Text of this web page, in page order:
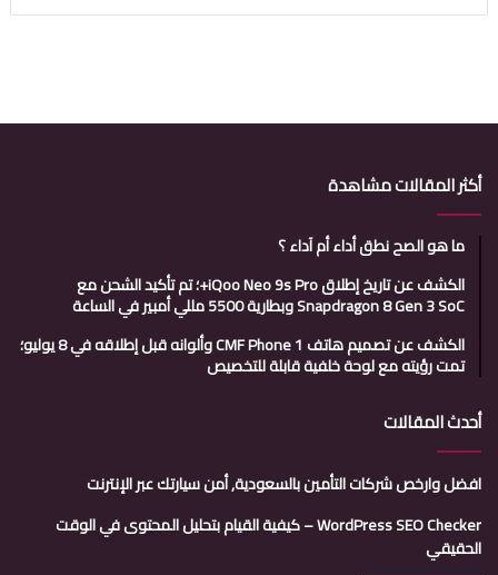
أكثر المقالات مشاهدة
ما هو الصح نطق أداء أم آداء ؟
الكشف عن تاريخ إطلاق iQoo Neo 9s Pro+؛ تم تأكيد الشحن مع
Snapdragon 8 Gen 3 SoC وبطارية 5500 مللي أمبير في الساعة
الكشف عن تصميم هاتف CMF Phone 1 وألوانه قبل إطلاقه في 8 يوليو؛
تمت رؤيته مع لوحة خلفية قابلة للتخصيص
أحدث المقالات
افضل وارخص شركات التأمين بالسعودية, أمن سيارتك عبر الإنترنت
WordPress SEO Checker – كيفية القيام بتحليل المحتوى في الوقت
الحقيقي